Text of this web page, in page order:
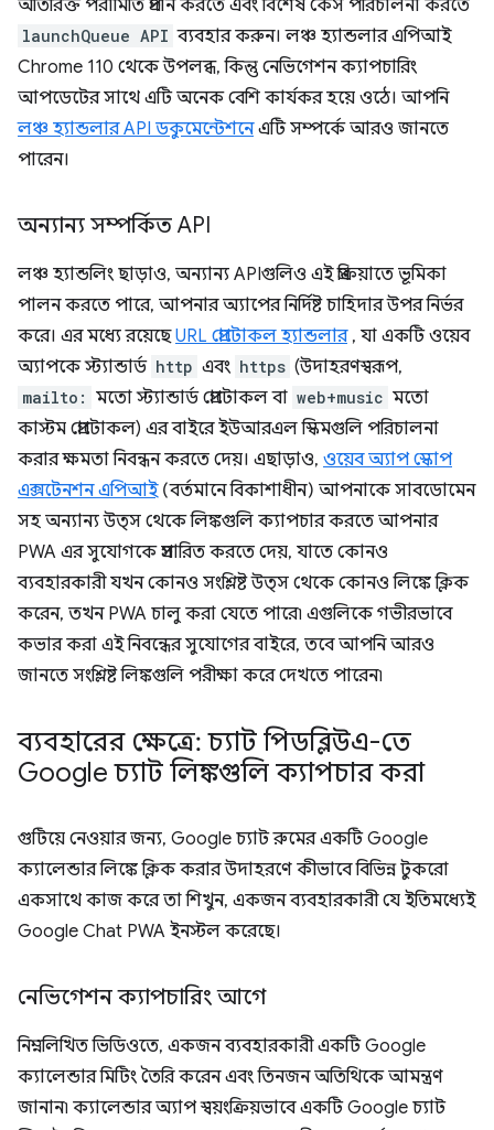
অতিরিক্ত পরামিতি প্রদান করতে এবং বিশেষ কেস পরিচালনা করতে
launchQueue API ব্যবহার করুন। লঞ্চ হ্যান্ডলার এপিআই
Chrome 110 থেকে উপলব্ধ, কিন্তু নেভিগেশন ক্যাপচারিং
আপডেটের সাথে এটি অনেক বেশি কার্যকর হয়ে ওঠে। আপনি
লঞ্চ হ্যান্ডলার API ডকুমেন্টেশনেএটি সম্পর্কে আরও জানতে
পারেন।
অন্যান্য সম্পর্কিত API
লঞ্চ হ্যান্ডলিং ছাড়াও, অন্যান্য APIগুলিও এই প্রক্রিয়াতে ভূমিকা
পালন করতে পারে, আপনার অ্যাপের নির্দিষ্ট চাহিদার উপর নির্ভর
করে। এর মধ্যে রয়েছেURL প্রোটোকল হ্যান্ডলার, যা একটি ওয়েব
অ্যাপকে স্ট্যান্ডার্ড http এবং https (উদাহরণস্বরূপ,
mailto: মতো স্ট্যান্ডার্ড প্রোটোকল বা web+music মতো
কাস্টম প্রোটোকল) এর বাইরে ইউআরএল স্কিমগুলি পরিচালনা
করার ক্ষমতা নিবন্ধন করতে দেয়। এছাড়াও, ওয়েব অ্যাপ স্কোপ
এক্সটেনশন এপিআই(বর্তমানে বিকাশাধীন) আপনাকে সাবডোমেন
সহ অন্যান্য উত্স থেকে লিঙ্কগুলি ক্যাপচার করতে আপনার
PWA এর সুযোগকে প্রসারিত করতে দেয়, যাতে কোনও
ব্যবহারকারী যখন কোনও সংশ্লিষ্ট উত্স থেকে কোনও লিঙ্কে ক্লিক
করেন, তখন PWA চালু করা যেতে পারে৷ এগুলিকে গভীরভাবে
কভার করা এই নিবন্ধের সুযোগের বাইরে, তবে আপনি আরও
জানতে সংশ্লিষ্ট লিঙ্কগুলি পরীক্ষা করে দেখতে পারেন৷
ব্যবহারের ক্ষেত্রে: চ্যাট পিডব্লিউএ-তে
Google চ্যাট লিঙ্কগুলি ক্যাপচার করা
গুটিয়ে নেওয়ার জন্য, Google চ্যাট রুমের একটি Google
ক্যালেন্ডার লিঙ্কে ক্লিক করার উদাহরণে কীভাবে বিভিন্ন টুকরো
একসাথে কাজ করে তা শিখুন, একজন ব্যবহারকারী যে ইতিমধ্যেই
Google Chat PWA ইনস্টল করেছে।
নেভিগেশন ক্যাপচারিং আগে
নিম্নলিখিত ভিডিওতে, একজন ব্যবহারকারী একটি Google
ক্যালেন্ডার মিটিং তৈরি করেন এবং তিনজন অতিথিকে আমন্ত্রণ
জানান৷ ক্যালেন্ডার অ্যাপ স্বয়ংক্রিয়ভাবে একটি Google চ্যাট